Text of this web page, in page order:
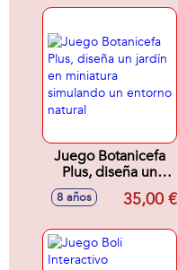
Juego Botanicefa
Plus, diseña un
jardín en miniatura
simulando un
8 años 35,00 €